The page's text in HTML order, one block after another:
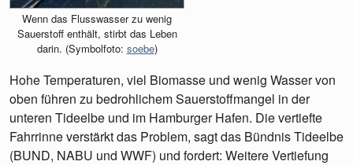
Wenn das Flusswasser zu wenig
Sauerstoff enthält, stirbt das Leben
darin. (Symbolfoto: soebe)
Hohe Temperaturen, viel Biomasse und wenig Wasser von
oben führen zu bedrohlichem Sauerstoffmangel in der
unteren Tideelbe und im Hamburger Hafen. Die vertiefte
Fahrrinne verstärkt das Problem, sagt das Bündnis Tideelbe
(BUND, NABU und WWF) und fordert: Weitere Vertiefung